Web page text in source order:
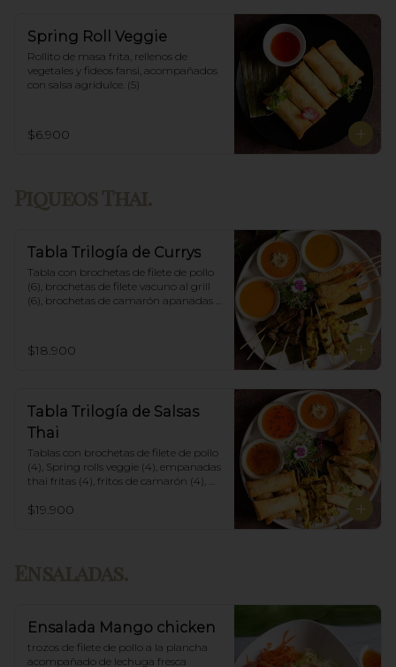
Spring Roll Veggie
Rollito de masa frita, rellenos de
vegetales y fideos fansi, acompañados
con salsa agridulce. (5)
$6.900
Tabla Trilogía de Currys
Tabla con brochetas de filete de pollo
(6), brochetas de filete vacuno al grill
(6), brochetas de camarón apanadas
amarillo.
$18.900
Tabla Trilogía de Salsas
Thai
Tablas con brochetas de filete de pollo
(4), Spring rolls veggie (4), empanadas
thai fritas (4), fritos de camarón (4),
Salsa de Maní y Soja spicy.
$19.900
Ensaladas.
Ensalada Mango chicken
trozos de filete de pollo a la plancha
acompañado de lechuga fresca